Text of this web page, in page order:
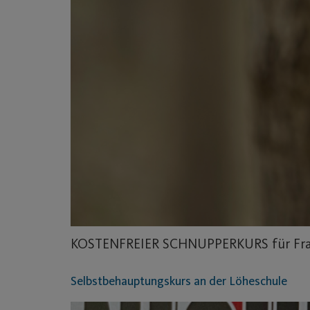
KOSTENFREIER SCHNUPPERKURS für
Selbstbehauptungskurs an der Löheschule